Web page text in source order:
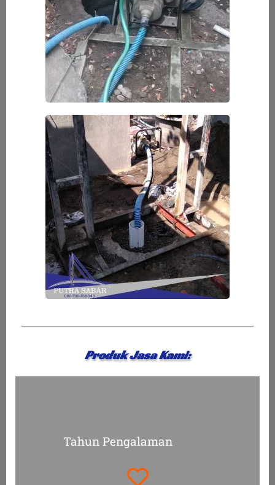
Produk Jasa Kami:
Tahun Pengalaman